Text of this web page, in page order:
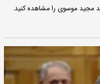
مجید موسوی را مشاهده کنید.